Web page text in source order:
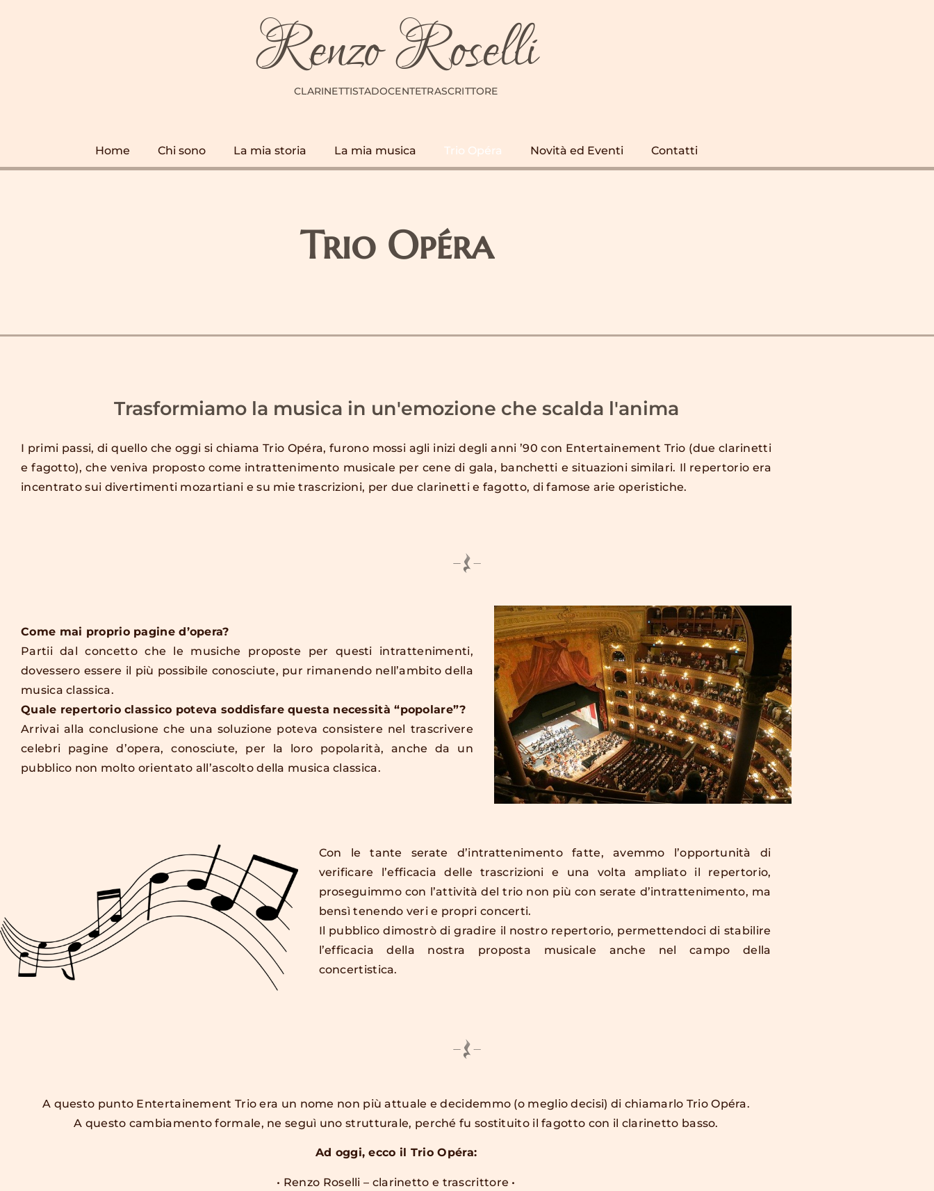
Renzo Roselli
CLARINETTISTADOCENTETRASCRITTORE
Home Chi sono La mia storia La mia musica Trio Opéra Novità ed Eventi Contatti
Trio Opéra
Trasformiamo la musica in un'emozione che scalda l'anima
I primi passi, di quello che oggi si chiama Trio Opéra, furono mossi agli inizi degli anni ’90 con Entertainement Trio (due clarinetti
e fagotto), che veniva proposto come intrattenimento musicale per cene di gala, banchetti e situazioni similari. Il repertorio era
incentrato sui divertimenti mozartiani e su mie trascrizioni, per due clarinetti e fagotto, di famose arie operistiche.
Come mai proprio pagine d’opera?
Partii dal concetto che le musiche proposte per questi intrattenimenti,
dovessero essere il più possibile conosciute, pur rimanendo nell’ambito della
musica classica.
Quale repertorio classico poteva soddisfare questa necessità “popolare”?
Arrivai alla conclusione che una soluzione poteva consistere nel trascrivere
celebri pagine d’opera, conosciute, per la loro popolarità, anche da un
pubblico non molto orientato all’ascolto della musica classica.
Con le tante serate d’intrattenimento fatte, avemmo l’opportunità di
verificare l’efficacia delle trascrizioni e una volta ampliato il repertorio,
proseguimmo con l’attività del trio non più con serate d’intrattenimento, ma
bensì tenendo veri e propri concerti.
Il pubblico dimostrò di gradire il nostro repertorio, permettendoci di stabilire
l’efficacia della nostra proposta musicale anche nel campo della
concertistica.
A questo punto Entertainement Trio era un nome non più attuale e decidemmo (o meglio decisi) di chiamarlo Trio Opéra.
A questo cambiamento formale, ne seguì uno strutturale, perché fu sostituito il fagotto con il clarinetto basso.
Ad oggi, ecco il Trio Opéra:
• Renzo Roselli – clarinetto e trascrittore •